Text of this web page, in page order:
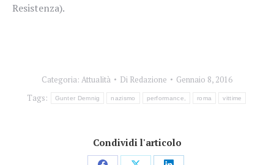
Resistenza).
Categoria: Attualità Di Redazione
Gennaio 8, 2016
Tags:
Gunter Demnig nazismo performance, roma vittime
Condividi l'articolo